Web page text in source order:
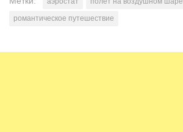
романтическое путешествие